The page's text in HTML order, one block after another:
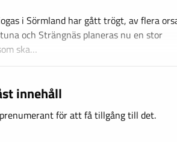
i Sörmland har gått trögt, av flera
och Strängnäs planeras nu en stor
ska…
innehåll
för att få tillgång till det.